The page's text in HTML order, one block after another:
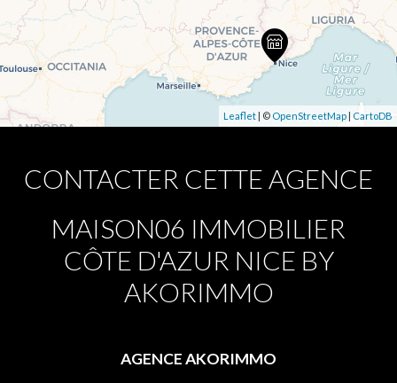
Leaflet | © OpenStreetMap | CartoDB
CONTACTER CETTE AGENCE
MAISON06 IMMOBILIER
CÔTE D'AZUR NICE BY
AKORIMMO
AGENCE AKORIMMO